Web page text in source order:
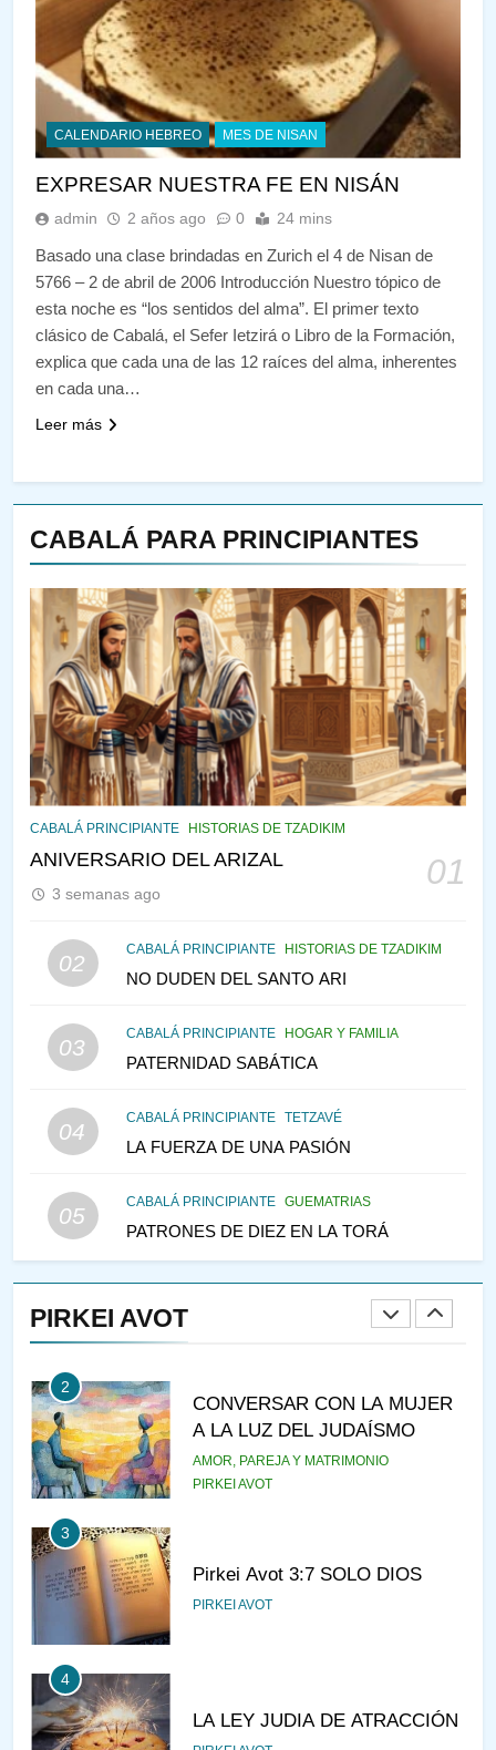
CABALÁ PARA PRINCIPIANTES
CABALÁ PRINCIPIANTE HISTORIAS DE TZADIKIM
ANIVERSARIO DEL ARIZAL 01
3 semanas ago
02
CABALÁ PRINCIPIANTE HISTORIAS DE TZADIKIM
NO DUDEN DEL SANTO ARI
03
CABALÁ PRINCIPIANTE HOGAR Y FAMILIA
PATERNIDAD SABÁTICA
04
CABALÁ PRINCIPIANTE TETZAVÉ
LA FUERZA DE UNA PASIÓN
05
CABALÁ PRINCIPIANTE GUEMATRIAS
PATRONES DE DIEZ EN LA TORÁ
PIRKEI AVOT
144
¿QUIÉN ES SABIO? EL QUE
VE LO QUE VA A NACER
PENSAMIENTO JUDÍO PIRKEI AVOT
145
CABALÁ Y JASIDUT: EL
CONSEJO DE LOS PADRES
146
TEMPLO Y LA ALEGRÍA EN
VEAMOS ¿POR QUÉ
IEHOSHÚA? Y LA QUEJA DE
1
RAZI ¿QUIÉN ES SABIO?
2
CONVERSAR CON LA MUJER
A LA LUZ DEL JUDAÍSMO
AMOR, PAREJA Y MATRIMONIO
PIRKEI AVOT
3
Pirkei Avot 3:7 SOLO DIOS
PIRKEI AVOT
4
LA LEY JUDIA DE ATRACCIÓN
CALENDARIO HEBREO MES DE NISAN
EXPRESAR NUESTRA FE EN NISÁN
admin 2 años ago 0 24 mins
Basado una clase brindadas en Zurich el 4 de Nisan de
5766 – 2 de abril de 2006 Introducción Nuestro tópico de
esta noche es “los sentidos del alma”. El primer texto
clásico de Cabalá, el Sefer Ietzirá o Libro de la Formación,
explica que cada una de las 12 raíces del alma, inherentes
en cada una…
Leer más